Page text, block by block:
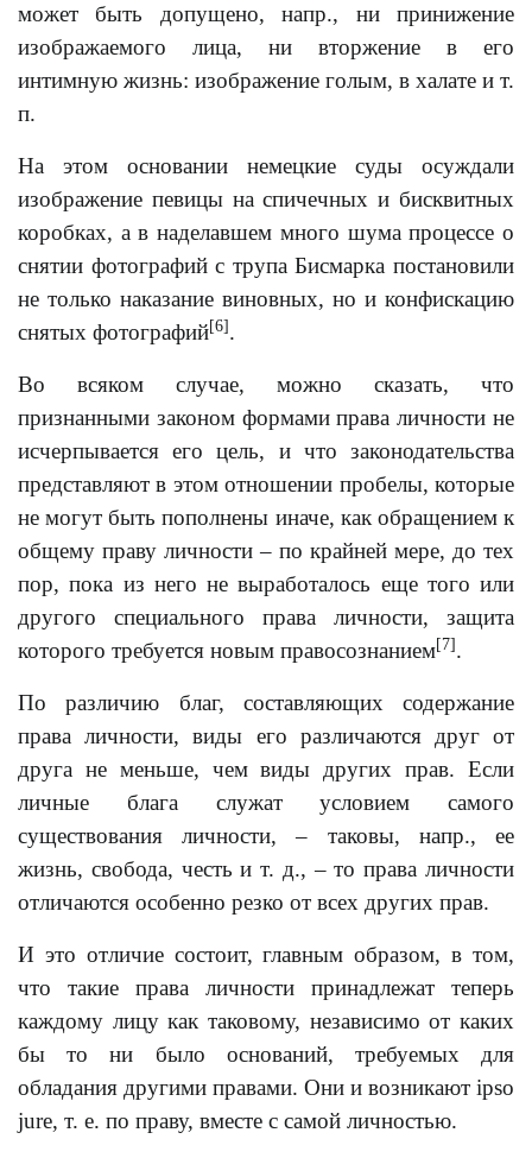
может быть допущено, напр., ни принижение
изображаемого лица, ни вторжение в его
интимную жизнь: изображение голым, в халате и т.
п.
На этом основании немецкие суды осуждали
изображение певицы на спичечных и бисквитных
коробках, а в наделавшем много шума процессе о
снятии фотографий с трупа Бисмарка постановили
не только наказание виновных, но и конфискацию
снятых фотографий[6] .
Во всяком случае, можно сказать, что
признанными законом формами права личности не
исчерпывается его цель, и что законодательства
представляют в этом отношении пробелы, которые
не могут быть пополнены иначе, как обращением к
общему праву личности – по крайней мере, до тех
пор, пока из него не выработалось еще того или
другого специального права личности, защита
которого требуется новым правосознанием[7] .
По различию благ, составляющих содержание
права личности, виды его различаются друг от
друга не меньше, чем виды других прав. Если
личные блага служат условием самого
существования личности, – таковы, напр., ее
жизнь, свобода, честь и т. д., – то права личности
отличаются особенно резко от всех других прав.
И это отличие состоит, главным образом, в том,
что такие права личности принадлежат теперь
каждому лицу как таковому, независимо от каких
бы то ни было оснований, требуемых для
обладания другими правами. Они и возникают ipso
jure, т. е. по праву, вместе с самой личностью.